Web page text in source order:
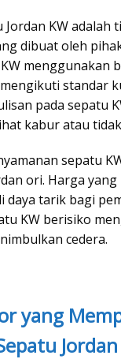
Jordan KW adalah
dibuat oleh
menggunakan
standar
pada sepatu
kabur atau
sepatu
ori. Harga
daya tarik bagi
KW berisiko
cedera.
yang